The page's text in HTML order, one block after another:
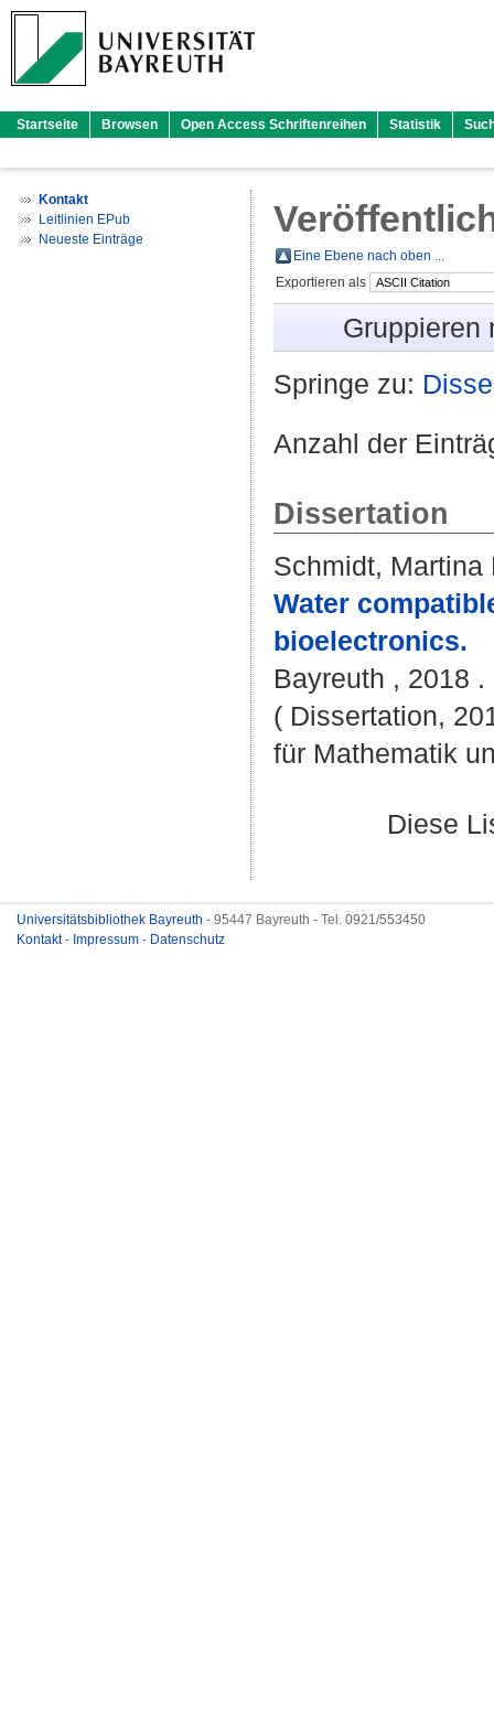
Startseite Browsen Open Access Schriftenreihen Statistik
Kontakt
Leitlinien EPub
Neueste Einträge
Eine Ebene nach oben ...
Exportieren als
Gruppieren
Springe zu:
Anzahl der
Dissertation
Schmidt, Martina
Water
bioelectronics.
Bayreuth , 2018
( Dissertation,
für Mathematik
Diese
Universitätsbibliothek Bayreuth - 95447 Bayreuth - Tel. 0921/553450
Kontakt- Impressum - Datenschutz